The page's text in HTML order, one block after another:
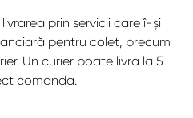
prin servicii care î-și
pentru colet, precum
Un curier poate livra la 5
comanda.